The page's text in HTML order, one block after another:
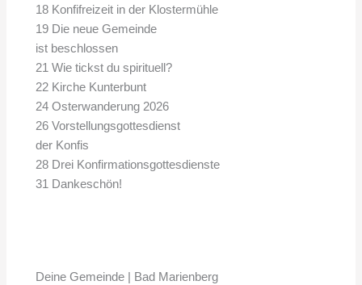
18 Konfifreizeit in der Klostermühle
19 Die neue Gemeinde
ist beschlossen
21 Wie tickst du spirituell?
22 Kirche Kunterbunt
24 Osterwanderung 2026
26 Vorstellungsgottesdienst
der Konfis
28 Drei Konfirmationsgottesdienste
31 Dankeschön!
Deine Gemeinde | Bad Marienberg